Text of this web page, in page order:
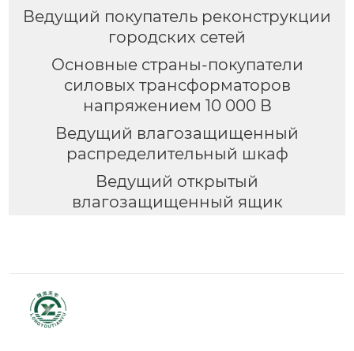
Ведущий покупатель реконструкции
городских сетей
Основные страны-покупатели
силовых трансформаторов
напряжением 10 000 В
Ведущий влагозащищенный
распределительный шкаф
Ведущий открытый
влагозащищенный ящик